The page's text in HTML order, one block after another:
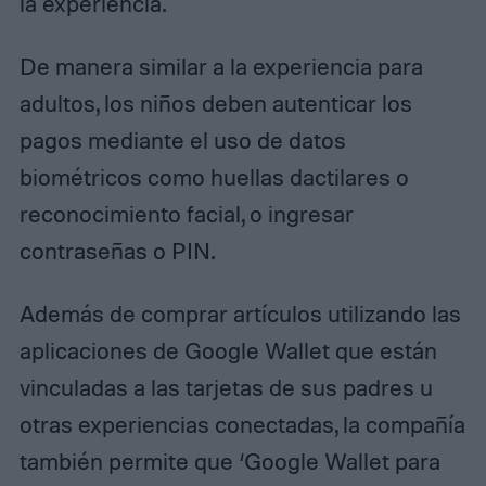
De manera similar a la experiencia para
adultos, los niños deben autenticar los
pagos mediante el uso de datos
biométricos como huellas dactilares o
reconocimiento facial, o ingresar
contraseñas o PIN.
Además de comprar artículos utilizando las
aplicaciones de Google Wallet que están
vinculadas a las tarjetas de sus padres u
otras experiencias conectadas, la compañía
también permite que ‘Google Wallet para